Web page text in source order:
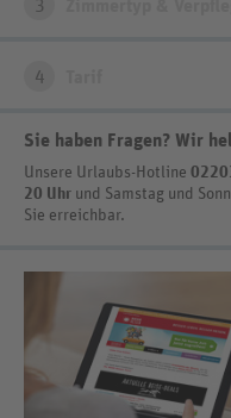
3
4
Sie haben Fragen? Wir
Unsere Urlaubs-Hotline
20 Uhr und Samstag und
Sie erreichbar.